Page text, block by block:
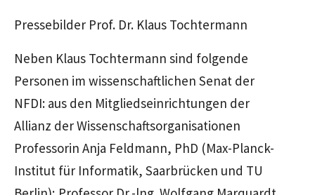
Pressebilder Prof. Dr. Klaus Tochtermann
Neben Klaus Tochtermann sind folgende
Personen im wissenschaftlichen Senat der
NFDI: aus den Mitgliedseinrichtungen der
Allianz der Wissenschaftsorganisationen
Professorin Anja Feldmann, PhD (Max-Planck-
Institut für Informatik, Saarbrücken und TU